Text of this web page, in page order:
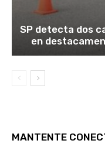
SP detecta dos
en
MANTENTE